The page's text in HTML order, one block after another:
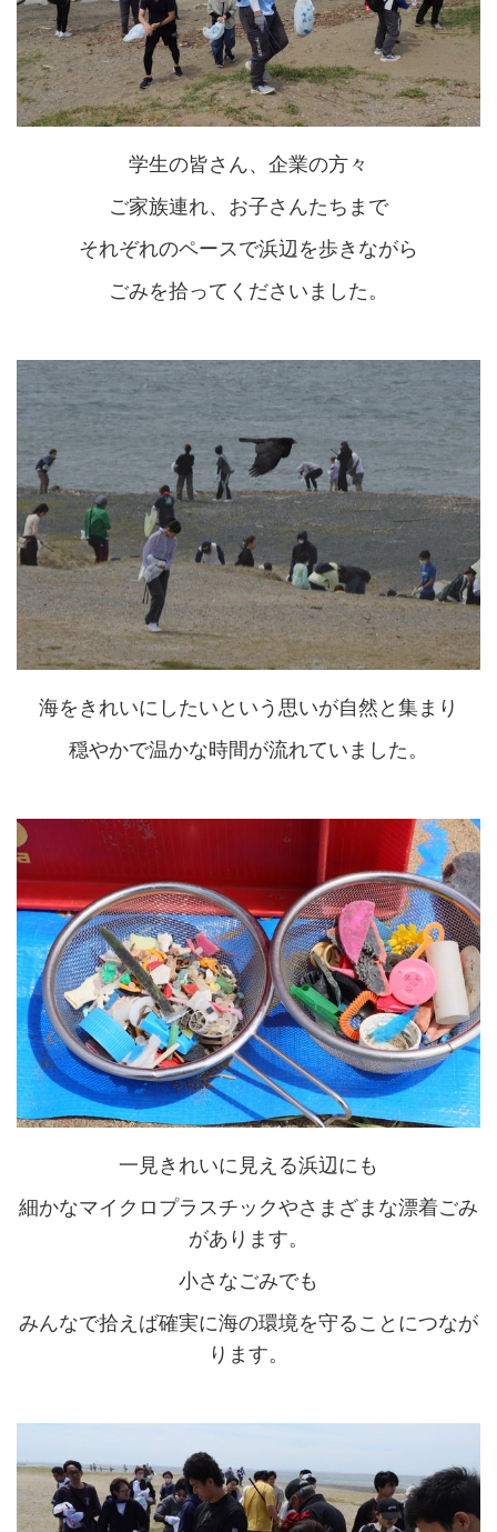
学生の皆さん、企業の方々
ご家族連れ、お子さんたちまで
それぞれのペースで浜辺を歩きながら
ごみを拾ってくださいました。
海をきれいにしたいという思いが自然と集まり
穏やかで温かな時間が流れていました。
一見きれいに見える浜辺にも
細かなマイクロプラスチックやさまざまな漂着ごみ
があります。
小さなごみでも
みんなで拾えば確実に海の環境を守ることにつなが
ります。